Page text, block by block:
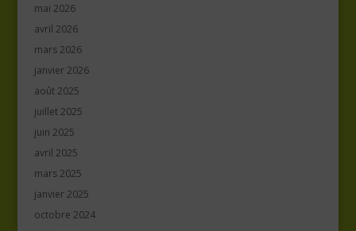
mai 2026
avril 2026
mars 2026
janvier 2026
août 2025
juillet 2025
juin 2025
avril 2025
mars 2025
janvier 2025
octobre 2024